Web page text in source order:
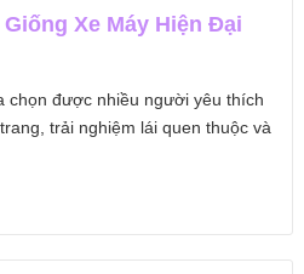
Xe Máy Hiện Đại
chọn được nhiều người yêu thích
trải nghiệm lái quen thuộc và